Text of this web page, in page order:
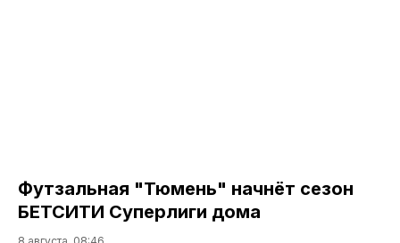
Футзальная "Тюмень" начнёт сезон
БЕТСИТИ Суперлиги дома